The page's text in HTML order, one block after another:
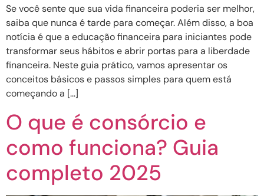
Se você sente que sua vida financeira poderia ser melhor,
saiba que nunca é tarde para começar. Além disso, a boa
notícia é que a educação financeira para iniciantes pode
transformar seus hábitos e abrir portas para a liberdade
financeira. Neste guia prático, vamos apresentar os
conceitos básicos e passos simples para quem está
começando a […]
O que é consórcio e
como funciona? Guia
completo 2025